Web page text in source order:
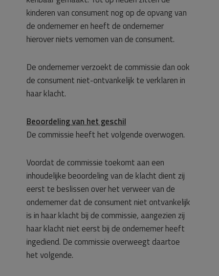
kinderen van consument nog op de opvang van
de ondernemer en heeft de ondernemer
hierover niets vernomen van de consument.
De ondernemer verzoekt de commissie dan ook
de consument niet-ontvankelijk te verklaren in
haar klacht.
Beoordeling van het geschil
De commissie heeft het volgende overwogen.
Voordat de commissie toekomt aan een
inhoudelijke beoordeling van de klacht dient zij
eerst te beslissen over het verweer van de
ondernemer dat de consument niet ontvankelijk
is in haar klacht bij de commissie, aangezien zij
haar klacht niet eerst bij de ondernemer heeft
ingediend. De commissie overweegt daartoe
het volgende.